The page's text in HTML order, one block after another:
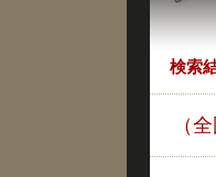
検索
（